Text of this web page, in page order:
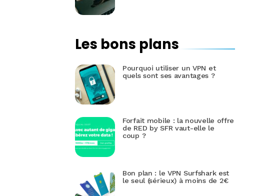
Les bons plans
Pourquoi utiliser un VPN et
quels sont ses avantages ?
Forfait mobile : la nouvelle offre
de RED by SFR vaut-elle le
coup ?
Bon plan : le VPN Surfshark est
le seul (sérieux) à moins de 2€